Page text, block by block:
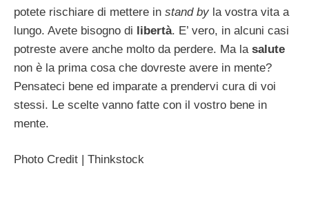
potete rischiare di mettere in stand by la vostra vita a
lungo. Avete bisogno di libertà. E’ vero, in alcuni casi
potreste avere anche molto da perdere. Ma la salute
non è la prima cosa che dovreste avere in mente?
Pensateci bene ed imparate a prendervi cura di voi
stessi. Le scelte vanno fatte con il vostro bene in
mente.
Photo Credit | Thinkstock